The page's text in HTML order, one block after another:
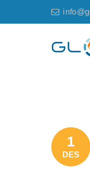
1
DES